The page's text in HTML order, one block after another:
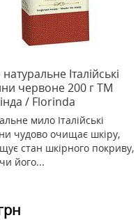
Італійські
червоне 200 г TM
/ Florinda
мило Італійські
чудово очищає шкіру,
стан шкірного покриву,
його...